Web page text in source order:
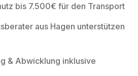
bis 7.500€ für den Transport
aus Hagen unterstützen
& Abwicklung inklusive